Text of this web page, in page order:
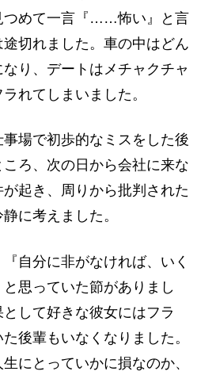
つめて一言『……怖い』と言
切れました。車の中はどん
り、デートはメチャクチャ
れてしまいました。
場で初歩的なミスをした後
ろ、次の日から会社に来な
起き、周りから批判された
に考えました。
自分に非がなければ、いく
思っていた節がありまし
して好きな彼女にはフラ
後輩もいなくなりました。
にとっていかに損なのか、